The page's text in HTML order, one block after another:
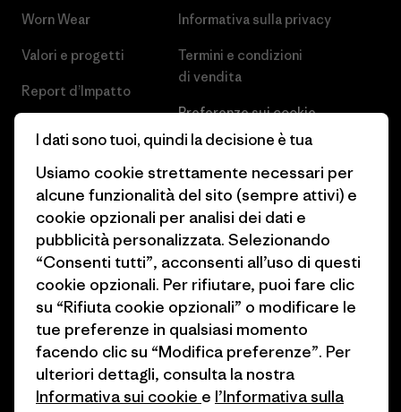
Worn Wear
Valori e progetti
Report d’Impatto
Obiettivi climatici
1% For The Planet
Come finanziamo
Buoni regalo
Trova un negozio
Informativa sulla privacy
Termini e condizioni
di vendita
Preferenze sui cookie
Lavora con noi
Stampa e media
Industry program
Programma di affiliazione
Patagonia Italia Mappa del sito
I dati sono tuoi, quindi la decisione è tua
Usiamo cookie strettamente necessari per
alcune funzionalità del sito (sempre attivi) e
cookie opzionali per analisi dei dati e
pubblicità personalizzata. Selezionando
“Consenti tutti”, acconsenti all’uso di questi
cookie opzionali. Per rifiutare, puoi fare clic
su “Rifiuta cookie opzionali” o modificare le
tue preferenze in qualsiasi momento
facendo clic su “Modifica preferenze”. Per
ulteriori dettagli, consulta la nostra
Informativa sui cookie e l’Informativa sulla